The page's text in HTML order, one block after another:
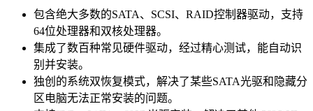
包含绝大多数的SATA、SCSI、RAID控制器驱动，支持
64位处理器和双核处理器。
集成了数百种常见硬件驱动，经过精心测试，能自动识
别并安装。
独创的系统双恢复模式，解决了某些SATA光驱和隐藏分
区电脑无法正常安装的问题。